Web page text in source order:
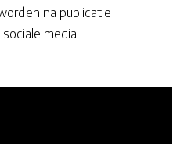
na publicatie
media.